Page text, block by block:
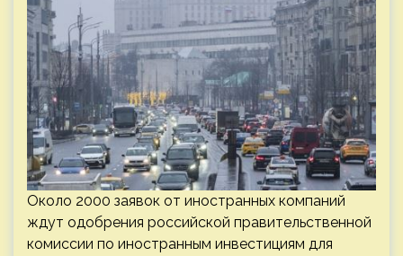
Около 2000 заявок от иностранных компаний
ждут одобрения российской правительственной
комиссии по иностранным инвестициям для